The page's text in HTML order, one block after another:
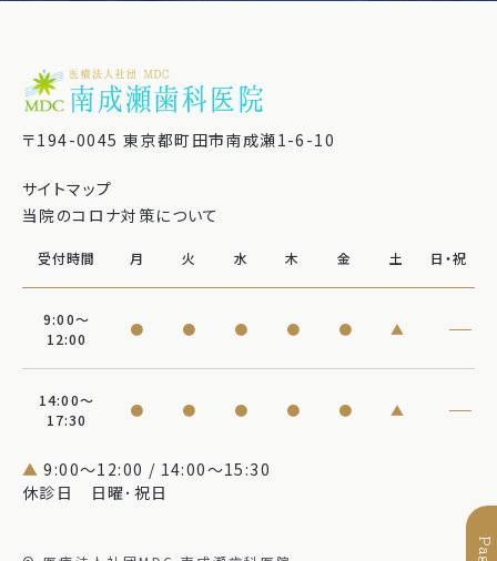
〒194-0045 東京都町田市南成瀬1-6-10
サイトマップ
当院のコロナ対策について
受付時間 月 火 水 木 金 土 日・祝
9:00〜
12:00
● ● ● ● ● ▲
14:00〜
17:30
● ● ● ● ● ▲
▲ 9:00～12:00 / 14:00〜15:30
休診日 日曜･祝日